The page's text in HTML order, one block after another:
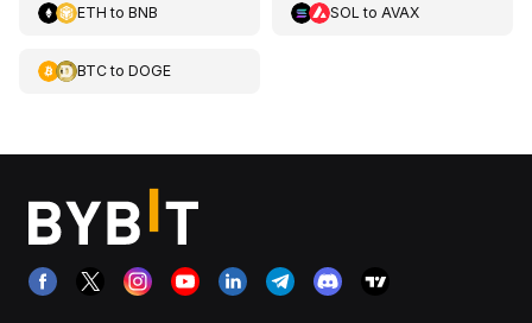
ETH to BNB SOL to AVAX
BTCto DOGE